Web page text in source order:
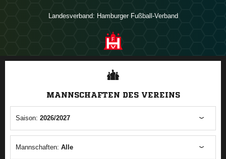
Landesverband: Hamburger Fußball-Verband
ANZEIGE
MANNSCHAFTEN DES VEREINS
Saison: 2026/2027
Mannschaften: Alle